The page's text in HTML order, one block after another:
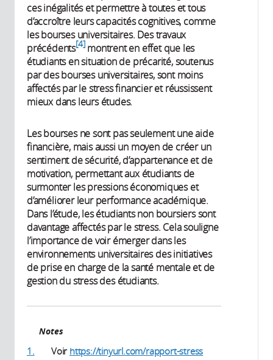
ces inégalités et permettre à toutes et tous
d’accroître leurs capacités cognitives, comme
les bourses universitaires. Des travaux
précédents 4 montrent en effet que les
étudiants en situation de précarité, soutenus
par des bourses universitaires, sont moins
affectés par le stress financier et réussissent
mieux dans leurs études.
Les bourses ne sont pas seulement une aide
financière, mais aussi un moyen de créer un
sentiment de sécurité, d’appartenance et de
motivation, permettant aux étudiants de
surmonter les pressions économiques et
d’améliorer leur performance académique.
Dans l’étude, les étudiants non boursiers sont
davantage affectés par le stress. Cela souligne
l’importance de voir émerger dans les
environnements universitaires des initiatives
de prise en charge de la santé mentale et de
gestion du stress des étudiants.
Notes
1. Voir https://tinyurl.com/rapport-stress